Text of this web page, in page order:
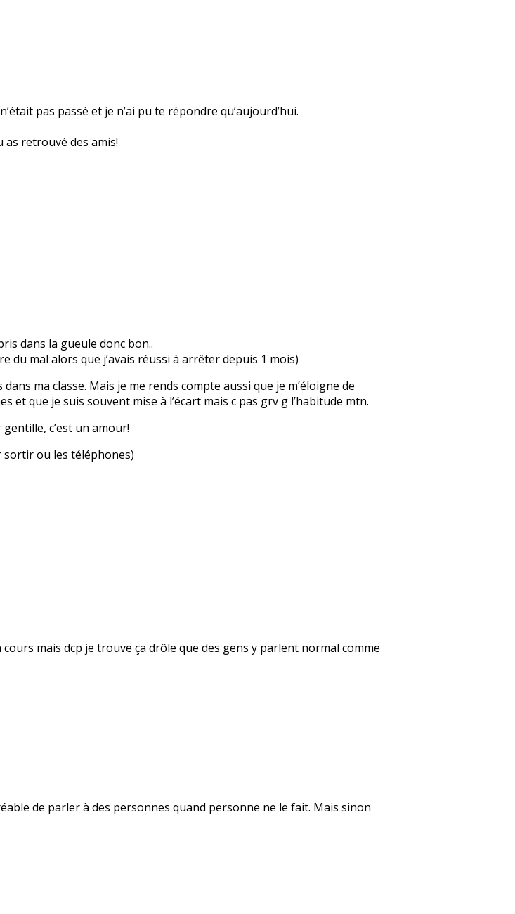
pas passé et je n’ai pu te répondre qu’aujourd’hui.
as retrouvé des amis!
dans la gueule donc bon..
du mal alors que j’avais réussi à arrêter depuis 1 mois)
ma classe. Mais je me rends compte aussi que je m’éloigne de
et que je suis souvent mise à l’écart mais c pas grv g l’habitude mtn.
c’est un amour!
sortir ou les téléphones)
mais dcp je trouve ça drôle que des gens y parlent normal comme
de parler à des personnes quand personne ne le fait. Mais sinon